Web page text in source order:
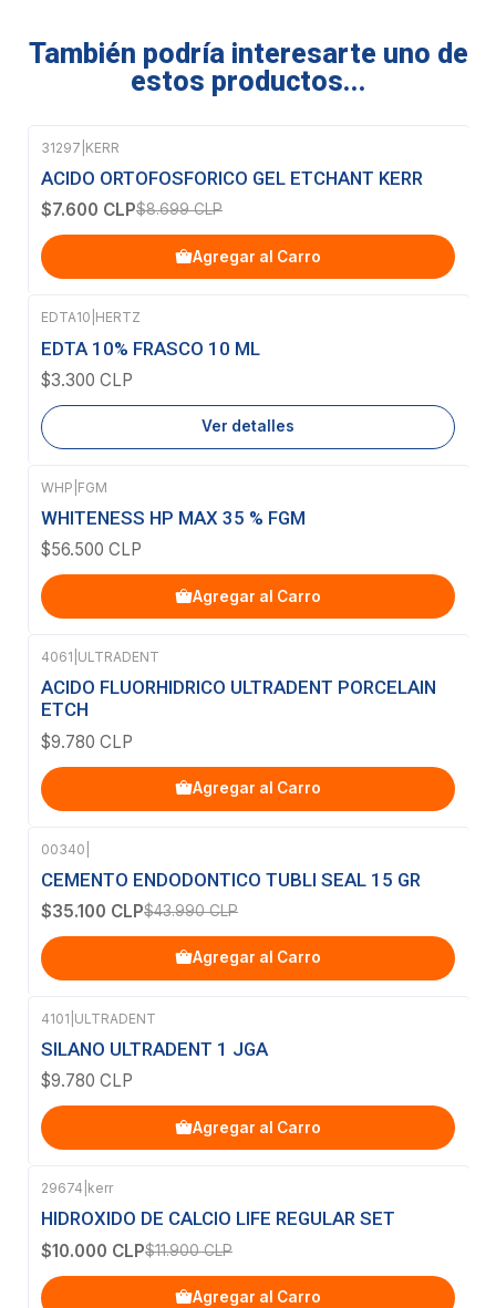
También podría interesarte uno de
estos productos...
-13%OFF
31297 KERR
ACIDO ORTOFOSFORICO GEL ETCHANT KERR
$7.600 CLP$8.699 CLP
Agregar al Carro
Agotado
EDTA10 HERTZ
EDTA 10% FRASCO 10 ML
$3.300 CLP
Ver detalles
WHP FGM
WHITENESS HP MAX 35 % FGM
$56.500 CLP
Agregar al Carro
4061 ULTRADENT
ACIDO FLUORHIDRICO ULTRADENT PORCELAIN
ETCH
$9.780 CLP
Agregar al Carro
-20%OFF
00340
CEMENTO ENDODONTICO TUBLI SEAL 15 GR
$35.100 CLP$43.990 CLP
Agregar al Carro
4101 ULTRADENT
SILANO ULTRADENT 1 JGA
$9.780 CLP
Agregar al Carro
-16%OFF
29674 kerr
HIDROXIDO DE CALCIO LIFE REGULAR SET
$10.000 CLP$11.900 CLP
Agregar al Carro